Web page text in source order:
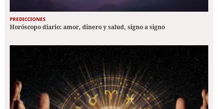
PREDICCIONES
Horóscopo diario: amor, dinero y salud, signo a signo